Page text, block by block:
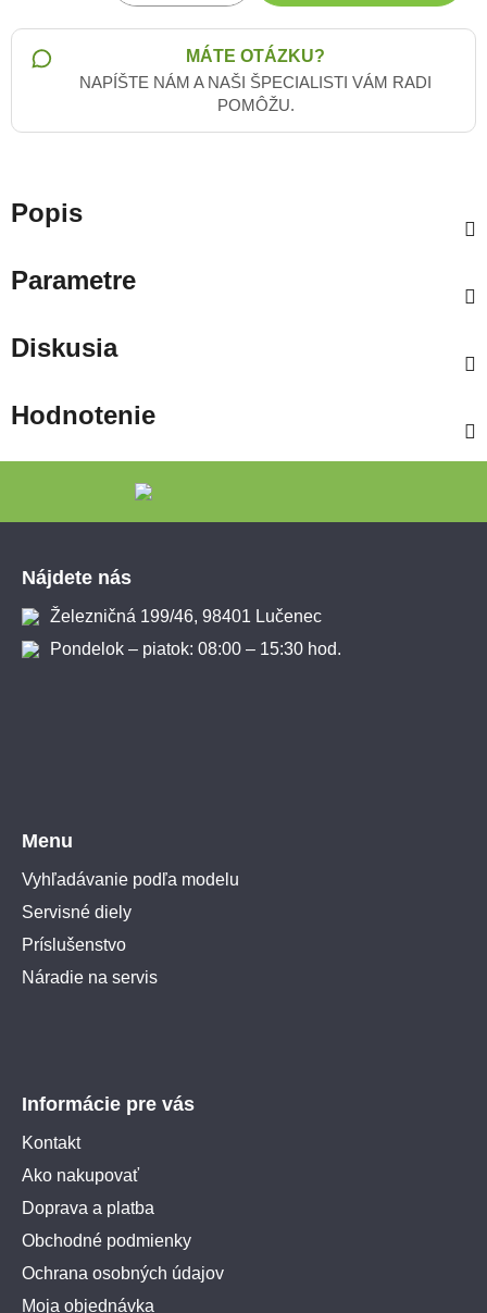
Jednotková cena:
MÁTE OTÁZKU?
NAPÍŠTE NÁM A NAŠI ŠPECIALISTI VÁM RADI
POMÔŽU.
Popis
Parametre
Diskusia
Hodnotenie
Nájdete nás
Železničná 199/46, 98401 Lučenec
Pondelok – piatok: 08:00 – 15:30 hod.
Menu
Vyhľadávanie podľa modelu
Servisné diely
Príslušenstvo
Náradie na servis
Informácie pre vás
Kontakt
Ako nakupovať
Doprava a platba
Obchodné podmienky
Ochrana osobných údajov
Moja objednávka